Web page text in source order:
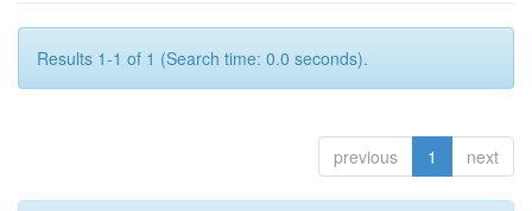
Results 1-1 of 1 (Search time: 0.0 seconds).
previous 1 next